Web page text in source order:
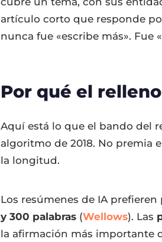
artículo corto que responde
nunca fue «escribe más». Fue
Por qué el
Aquí está lo que el bando del
algoritmo de 2018. No premia
la longitud.
Los resúmenes de IA
y 300 palabras (Wellows). Las
la afirmación más importante